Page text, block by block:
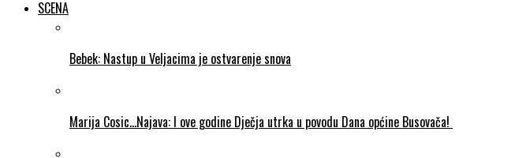
SCENA
Bebek: Nastup u Veljacima je ostvarenje snova
Marija Cosic…Najava: I ove godine Dječja utrka u povodu Dana općine Busovača!